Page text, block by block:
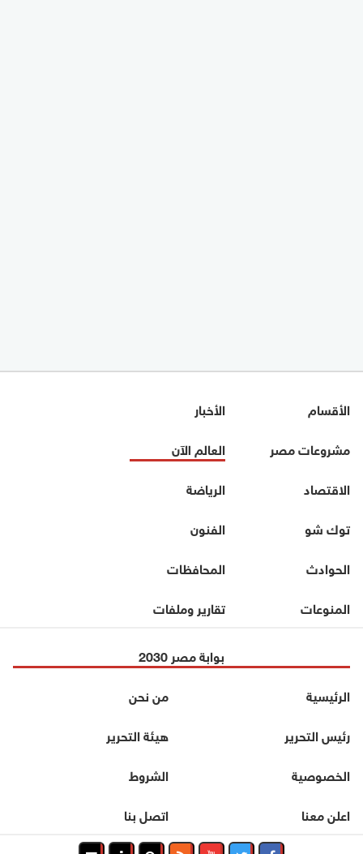
الأقسام
الأخبار
مشروعات مصر
العالم الآن
الاقتصاد
الرياضة
توك شو
الفنون
الحوادث
المحافظات
المنوعات
تقارير وملفات
بوابة مصر 2030
الرئيسية
من نحن
رئيس التحرير
هيئة التحرير
الخصوصية
الشروط
اعلن معنا
اتصل بنا